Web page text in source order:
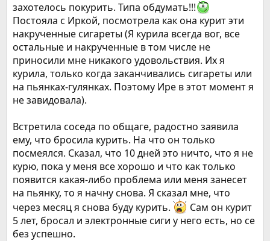
захотелось покурить. Типа обдумать!!!
Постояла с Иркой, посмотрела как она курит эти
накрученные сигареты (Я курила всегда вог, все
остальные и накрученные в том числе не
приносили мне никакого удовольствия. Их я
курила, только когда заканчивались сигареты или
на пьянках-гулянках. Поэтому Ире в этот момент я
не завидовала).
Встретила соседа по общаге, радостно заявила
ему, что бросила курить. На что он только
посмеялся. Сказал, что 10 дней это ничто, что я не
курю, пока у меня все хорошо и что как только
появится какая-либо проблема или меня занесет
на пьянку, то я начну снова. Я сказал мне, что
через месяц я снова буду курить.
Сам он курит
5 лет, бросал и электронные сиги у него есть, но се
без успешно.